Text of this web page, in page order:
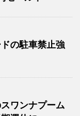
の駐車禁止強
ワンナプーム